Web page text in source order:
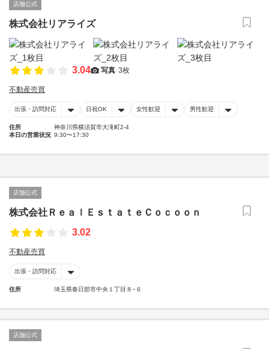
店舗公式
株式会社リアライズ
3.04 写真 3枚
不動産売買
出張・訪問対応 日祝OK 女性歓迎 男性歓迎
住所
神奈川県横須賀市大滝町2-4
本日の営業状況 9:30〜17:30
店舗公式
株式会社ＲｅａｌＥｓｔａｔｅＣｏｃｏｏｎ
3.02
不動産売買
出張・訪問対応
住所 埼玉県春日部市中央１丁目８−６
店舗公式